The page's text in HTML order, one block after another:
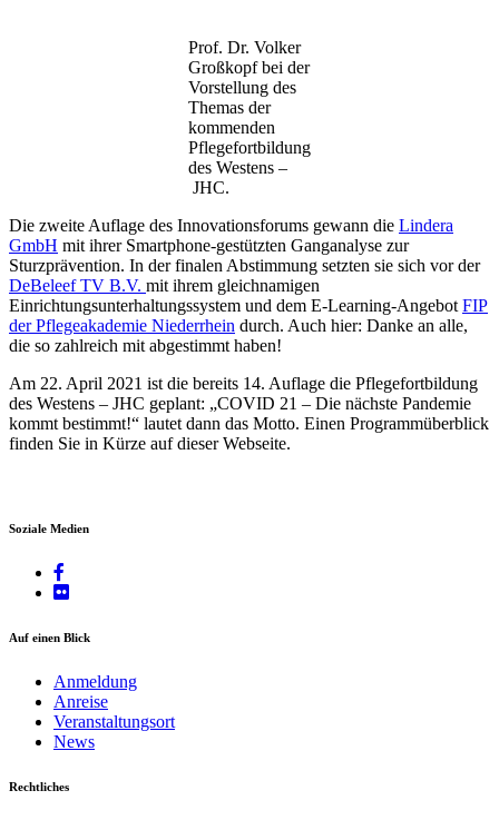
Prof. Dr. Volker
Großkopf bei der
Vorstellung des
Themas der
kommenden
Pflegefortbildung
des Westens –
JHC.
Die zweite Auflage des Innovationsforums gewann die Lindera
GmbH mit ihrer Smartphone-gestützten Ganganalyse zur
Sturzprävention. In der finalen Abstimmung setzten sie sich vor der
DeBeleef TV B.V. mit ihrem gleichnamigen
Einrichtungsunterhaltungssystem und dem E‑Learning-Angebot FIP
der Pflegeakademie Niederrhein durch. Auch hier: Danke an alle,
die so zahlreich mit abgestimmt haben!
Am 22. April 2021 ist die bereits 14. Auflage die Pflegefortbildung
des Westens – JHC geplant: „COVID 21 – Die nächste Pandemie
kommt bestimmt!“ lautet dann das Motto. Einen Programmüberblick
finden Sie in Kürze auf dieser Webseite.
Soziale Medien
Auf einen Blick
Anmeldung
Anreise
Veranstaltungsort
News
Rechtliches